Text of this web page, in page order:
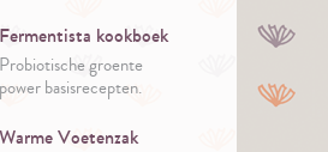
Fermentista kookboek
Probiotische groente
power basisrecepten.
Warme Voetenzak